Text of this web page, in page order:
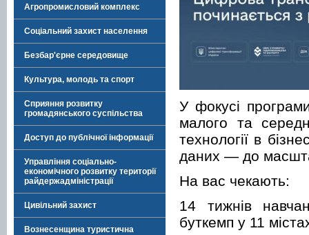
Агропромисловий комплекс
Соціальний захист населення
Безбар'єрне середовище
Культура, молодь та спорт
Сприяння розвитку
громадянського суспільства
Доступ до публічної інформації
Управління соціально-
економічного розвитку території
райдержадміністрації
Цивільний захист
Вознесенщина туристична
У фокусі
малого та
технології в
даних — до
На вас чекають:
14 тижнів
буткемп у 11